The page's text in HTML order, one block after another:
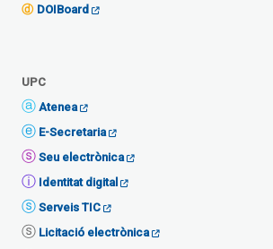
DOIBoard
UPC
Atenea
E-Secretaria
Seu electrònica
Identitat digital
Serveis TIC
Licitació electrònica